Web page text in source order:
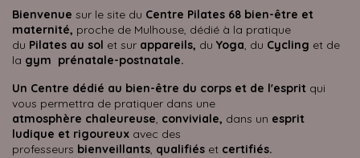
Bienvenue sur le site du Centre Pilates 68 bien-être et
maternité, proche de Mulhouse, dédié à la pratique
du Pilates au sol et sur appareils, du Yoga, du Cycling et de
la gym prénatale-postnatale.
Un Centre dédié au bien-être du corps et de l'esprit qui
vous permettra de pratiquer dans une
atmosphère chaleureuse, conviviale, dans un esprit
ludique et rigoureux avec des
professeurs bienveillants, qualifiés et certifiés.